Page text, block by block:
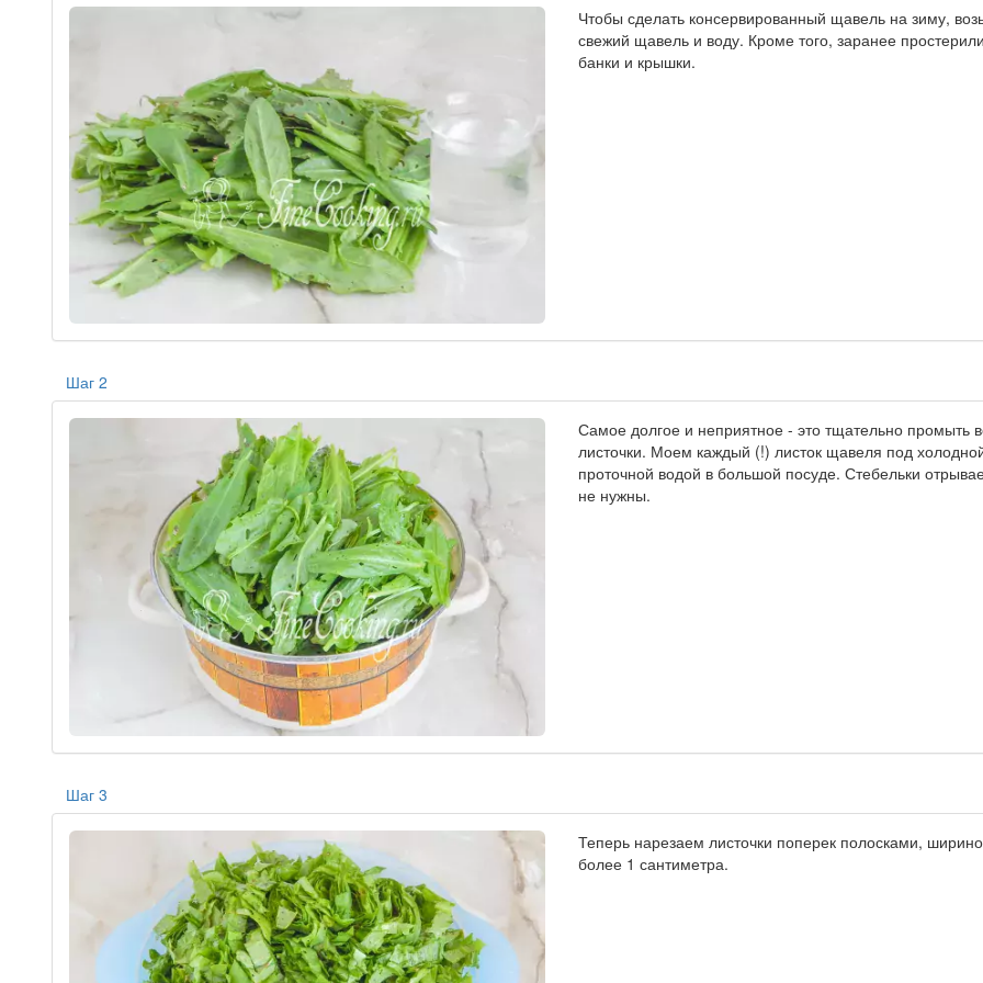
Чтобы сделать консервированный щавель на зиму,
свежий щавель и воду. Кроме того, заранее
банки и крышки.
Шаг 2
Самое долгое и неприятное - это тщательно промыть
листочки. Моем каждый (!) листок щавеля под
проточной водой в большой посуде. Стебельки
не нужны.
Шаг 3
Теперь нарезаем листочки поперек полосками,
более 1 сантиметра.